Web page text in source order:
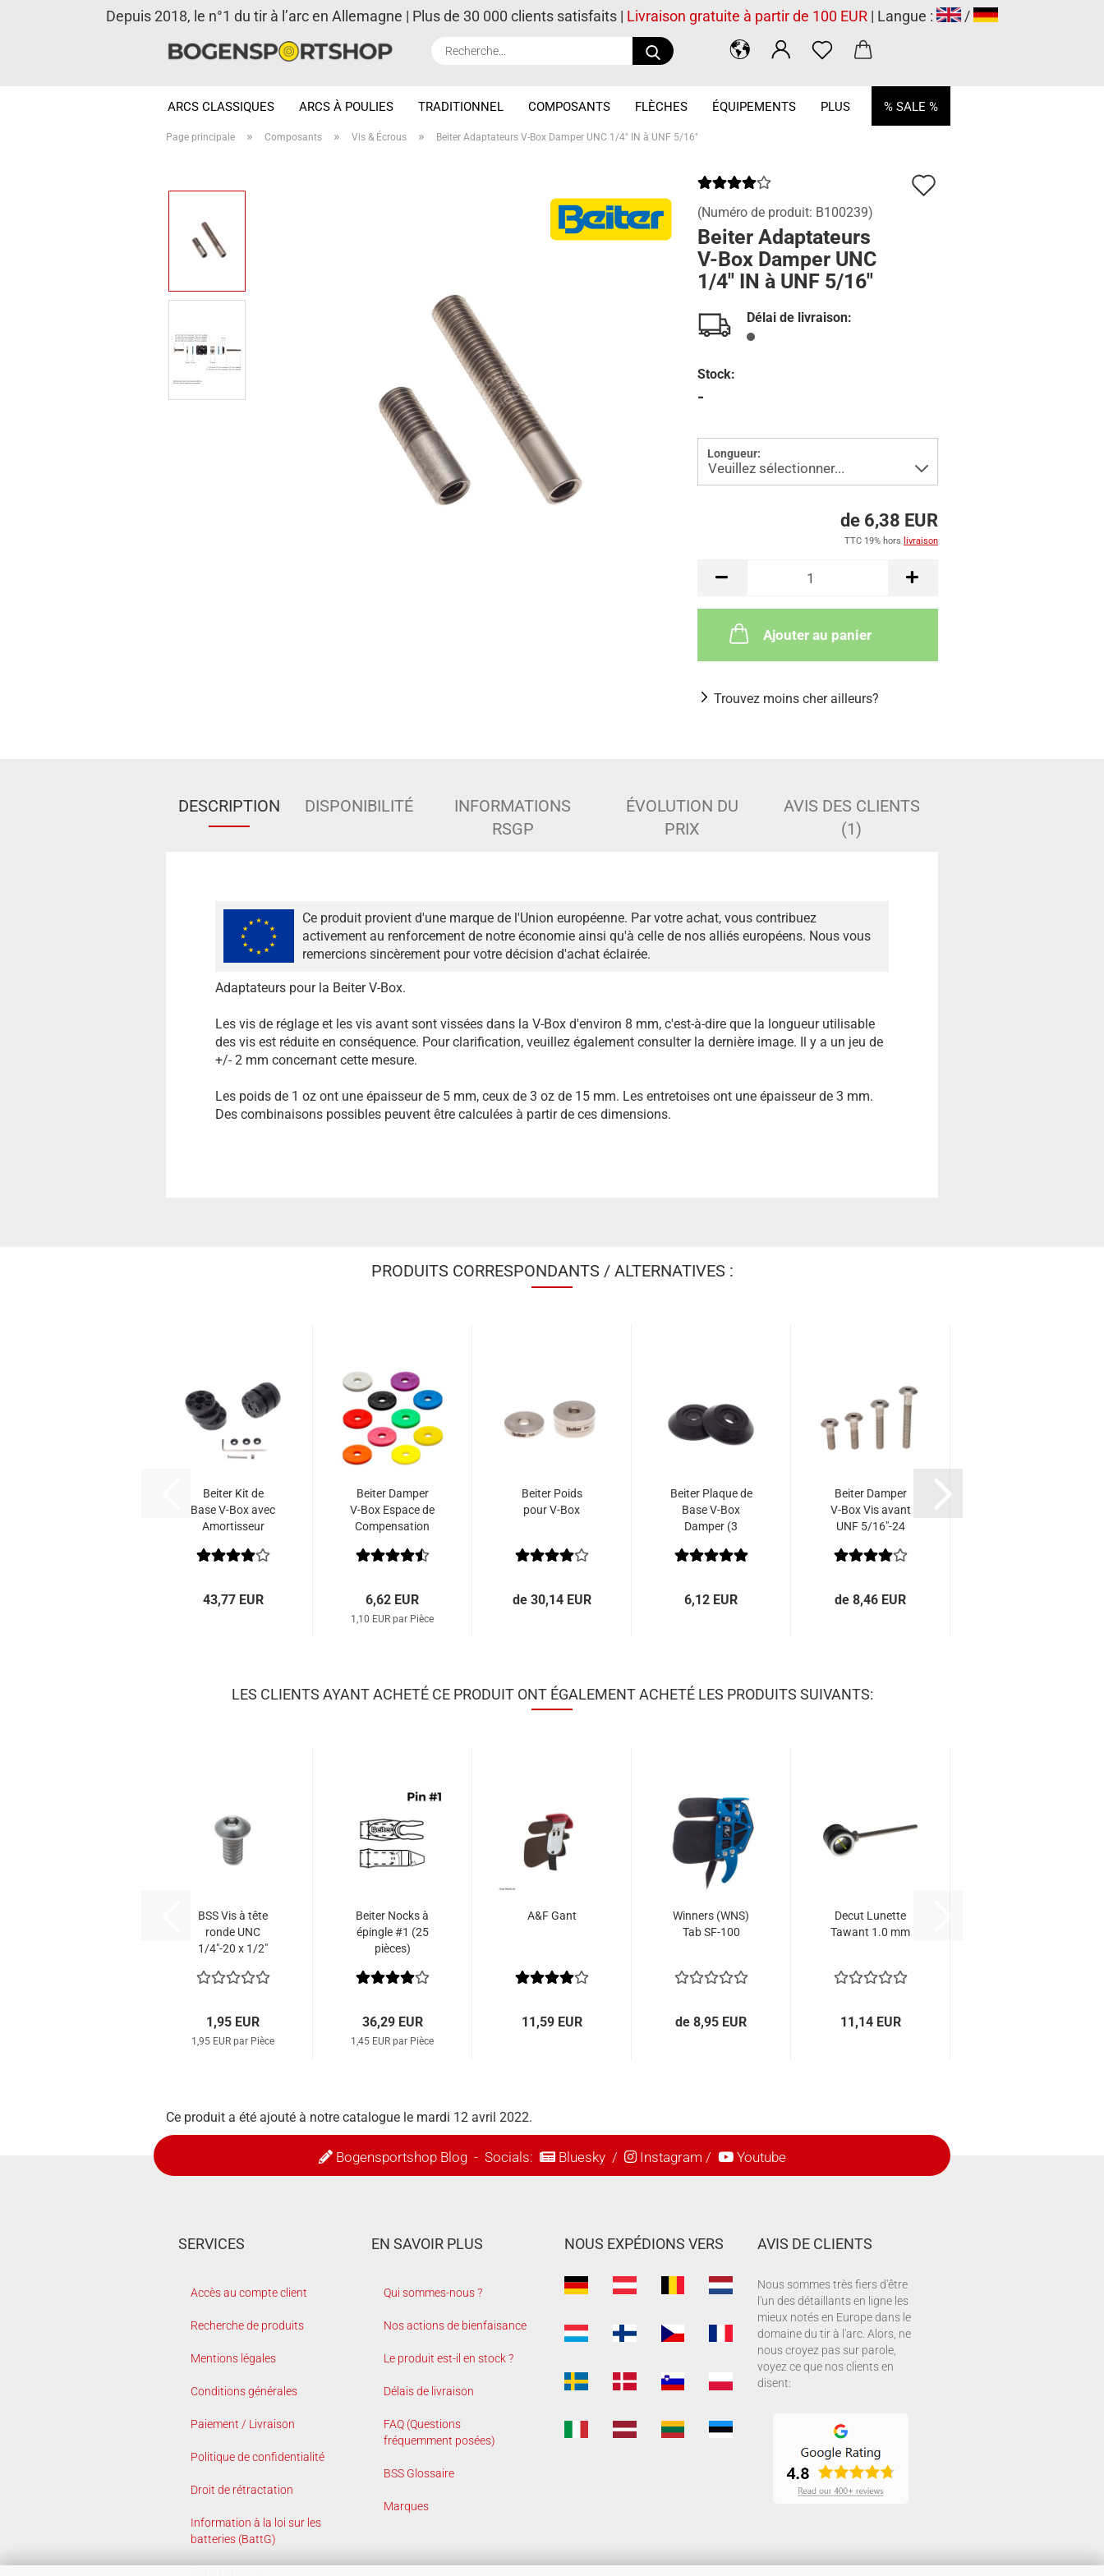
Recherche...
Depuis 2018, le n°1 du tir à l’arc en Allemagne | Plus de 30 000 clients satisfaits | Livraison gratuite à partir de 100 EUR | Langue : /
ARCS CLASSIQUES ARCS À POULIES TRADITIONNEL COMPOSANTS FLÈCHES ÉQUIPEMENTS % SALE %
PLUS
Page principale » Composants » Vis & Écrous » Beiter Adaptateurs V-Box Damper UNC 1/4" IN à UNF 5/16"
(Numéro de produit: B100239)
Beiter Adaptateurs
V-Box Damper UNC
1/4" IN à UNF 5/16"
Délai de livraison:
Stock:
-
Longueur:
de 6,38 EUR
TTC 19% hors livraison
Ajouter au panier
Trouvez moins cher ailleurs?
DESCRIPTION DISPONIBILITÉ
INFORMATIONS
RSGP
ÉVOLUTION DU
PRIX
AVIS DES CLIENTS
(1)
Ce produit provient d'une marque de l'Union européenne. Par votre achat, vous contribuez
activement au renforcement de notre économie ainsi qu'à celle de nos alliés européens. Nous vous
remercions sincèrement pour votre décision d'achat éclairée.
Adaptateurs pour la Beiter V-Box.
Les vis de réglage et les vis avant sont vissées dans la V-Box d'environ 8 mm, c'est-à-dire que la longueur utilisable
des vis est réduite en conséquence. Pour clarification, veuillez également consulter la dernière image. Il y a un jeu de
+/- 2 mm concernant cette mesure.
Les poids de 1 oz ont une épaisseur de 5 mm, ceux de 3 oz de 15 mm. Les entretoises ont une épaisseur de 3 mm.
Des combinaisons possibles peuvent être calculées à partir de ces dimensions.
PRODUITS CORRESPONDANTS / ALTERNATIVES :
Beiter Kit de
Base V-Box avec
Amortisseur
43,77 EUR
Beiter Damper
V-Box Espace de
Compensation
6,62 EUR
1,10 EUR par Pièce
Beiter Poids
pour V-Box
de 30,14 EUR
Beiter Plaque de
Base V-Box
Damper (3
6,12 EUR
Beiter Damper
V-Box Vis avant
UNF 5/16"-24
de 8,46 EUR
LES CLIENTS AYANT ACHETÉ CE PRODUIT ONT ÉGALEMENT ACHETÉ LES PRODUITS SUIVANTS:
BSS Vis à tête
ronde UNC
1/4"-20 x 1/2"
1,95 EUR
1,95 EUR par Pièce
Beiter Nocks à
épingle #1 (25
pièces)
36,29 EUR
1,45 EUR par Pièce
A&F Gant
11,59 EUR
Winners (WNS)
Tab SF-100
de 8,95 EUR
Decut Lunette
Tawant 1.0 mm
11,14 EUR
Ce produit a été ajouté à notre catalogue le mardi 12 avril 2022.
Bogensportshop Blog- Socials: Bluesky/ Instagram / Youtube
SERVICES
Accès au compte client
Recherche de produits
Mentions légales
Conditions générales
Paiement / Livraison
Politique de confidentialité
Droit de rétractation
Information à la loi sur les
batteries (BattG)
EN SAVOIR PLUS
Qui sommes-nous ?
Nos actions de bienfaisance
Le produit est-il en stock ?
Délais de livraison
FAQ (Questions
fréquemment posées)
BSS Glossaire
Marques
NOUS EXPÉDIONS VERS AVIS DE CLIENTS
Nous sommes très fiers d'être
l'un des détaillants en ligne les
mieux notés en Europe dans le
domaine du tir à l'arc. Alors, ne
nous croyez pas sur parole,
voyez ce que nos clients en
disent: